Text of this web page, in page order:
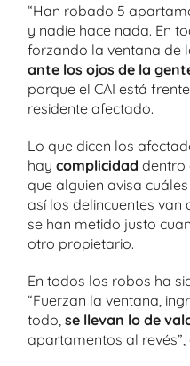
“Han robado 5
y nadie hace nada. En
forzando la ventana de
ante los ojos de la
porque el CAI está
residente afectado.
Lo que dicen los
hay complicidad dentro
que alguien avisa
así los delincuentes
se han metido justo
otro propietario.
En todos los robos ha
“Fuerzan la ventana,
todo, se llevan lo de
apartamentos al revés”,